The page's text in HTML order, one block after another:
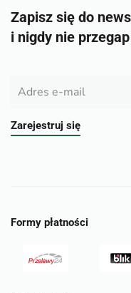
Zapisz się do
i nigdy nie
Zarejestruj się
Formy płatności